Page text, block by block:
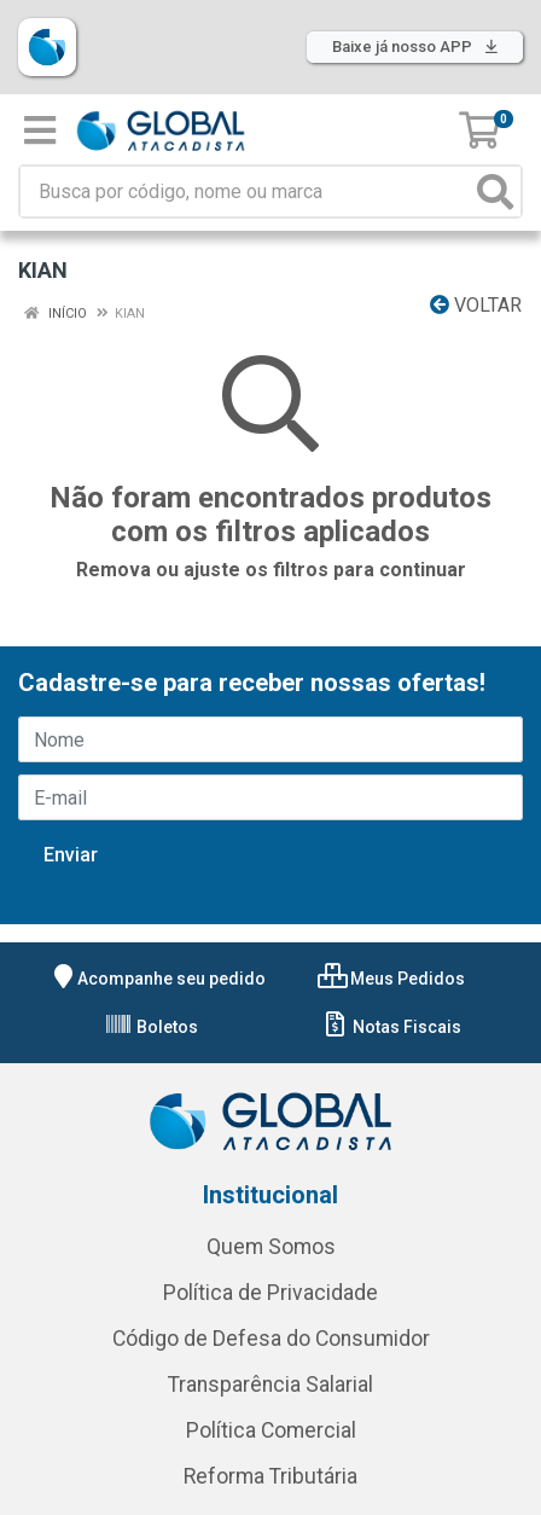
Baixe já nosso APP
0
KIAN
VOLTAR
INÍCIO KIAN
Não foram encontrados produtos
com os filtros aplicados
Remova ou ajuste os filtros para continuar
Cadastre-se para receber nossas ofertas!
Acompanhe seu pedido Meus Pedidos
Boletos Notas Fiscais
Institucional
Quem Somos
Política de Privacidade
Código de Defesa do Consumidor
Transparência Salarial
Política Comercial
Reforma Tributária